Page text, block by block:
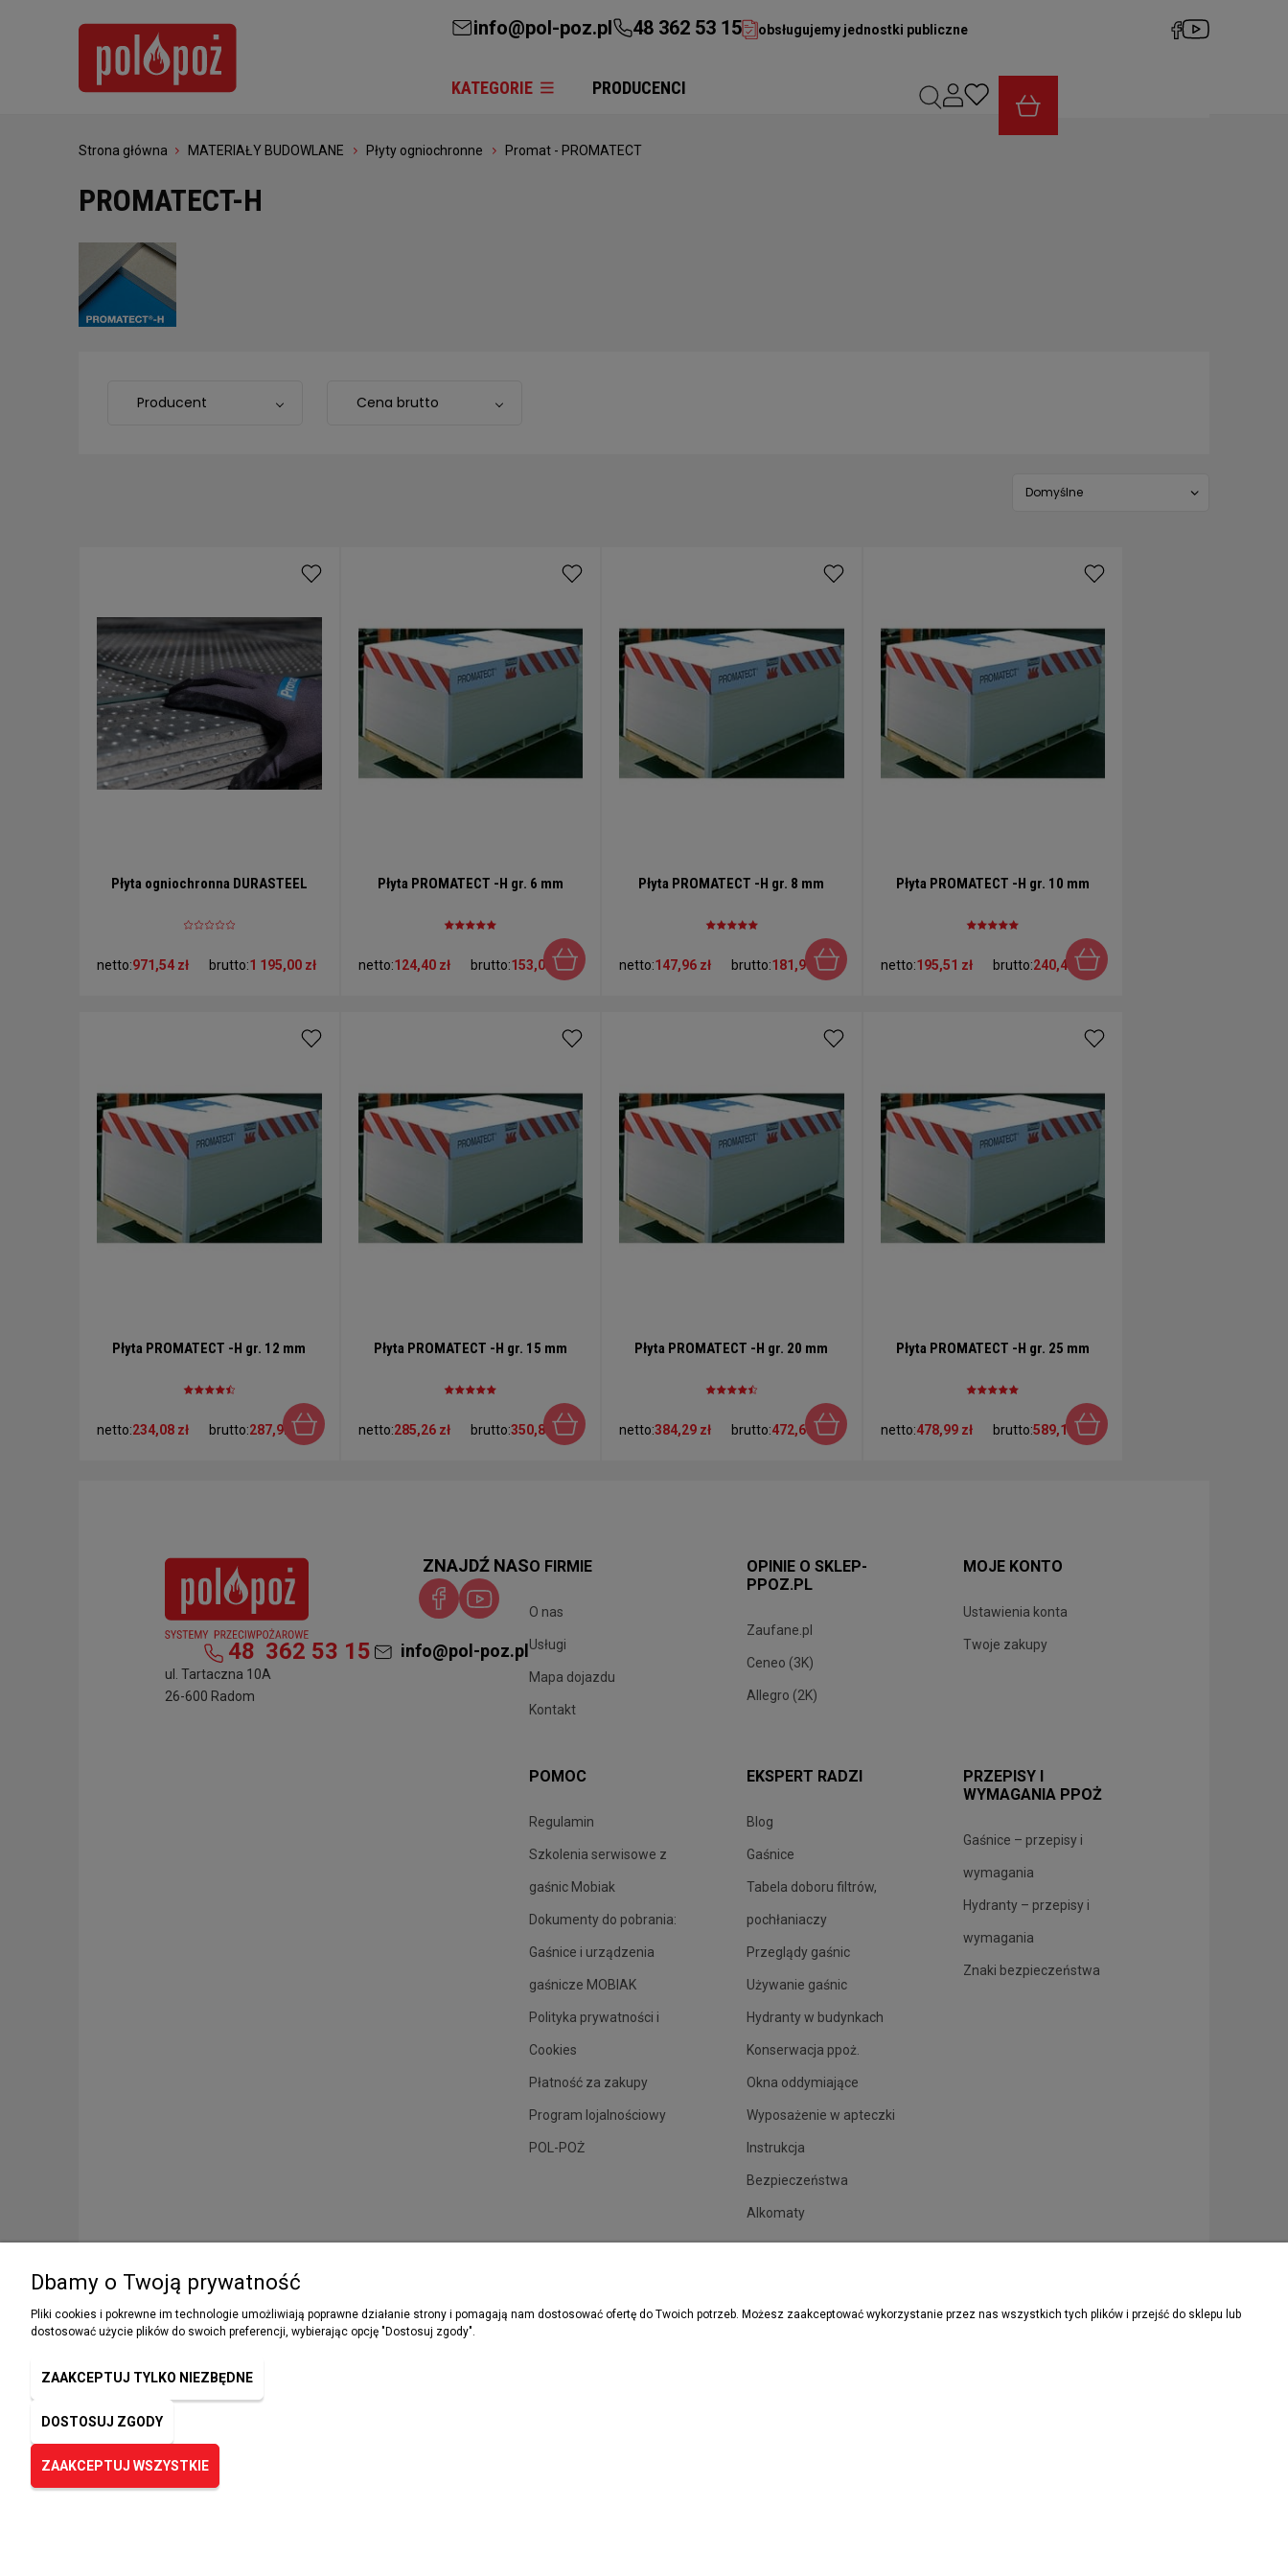
info@pol-poz.pl 48 362 53 15 obsługujemy jednostki publiczne
KATEGORIE PRODUCENCI
Strona główna MATERIAŁY BUDOWLANE Płyty ogniochronne Promat - PROMATECT
PROMATECT-H
Producent Cena brutto
Płyta ogniochronna DURASTEEL
netto:971,54 zł brutto:1 195,00 zł
Płyta PROMATECT -H gr. 6 mm
netto:124,40 zł brutto:153,01 zł
Płyta PROMATECT -H gr. 8 mm
netto:147,96 zł brutto:181,99 zł
Płyta PROMATECT -H gr. 10 mm
netto:195,51 zł brutto:240,48 zł
Płyta PROMATECT -H gr. 12 mm
netto:234,08 zł brutto:287,92 zł
Płyta PROMATECT -H gr. 15 mm
netto:285,26 zł brutto:350,87 zł
Płyta PROMATECT -H gr. 20 mm
netto:384,29 zł brutto:472,68 zł
Płyta PROMATECT -H gr. 25 mm
netto:478,99 zł brutto:589,16 zł
48 362 53 15 info@pol-poz.pl
ul. Tartaczna 10A
26-600 Radom
ZNAJDŹ NASO FIRMIE
O nas
Usługi
Mapa dojazdu
Kontakt
OPINIE O SKLEP-
PPOZ.PL
Zaufane.pl
Ceneo (3K)
Allegro (2K)
MOJE KONTO
Ustawienia konta
Twoje zakupy
POMOC
Regulamin
Szkolenia serwisowe z
gaśnic Mobiak
Dokumenty do pobrania:
Gaśnice i urządzenia
gaśnicze MOBIAK
Polityka prywatności i
Cookies
Płatność za zakupy
Program lojalnościowy
POL-POŻ
EKSPERT RADZI
Blog
Gaśnice
Tabela doboru filtrów,
pochłaniaczy
Przeglądy gaśnic
Używanie gaśnic
Hydranty w budynkach
Konserwacja ppoż.
Okna oddymiające
Wyposażenie w apteczki
Instrukcja
Bezpieczeństwa
Alkomaty
PRZEPISY I
WYMAGANIA PPOŻ
Gaśnice – przepisy i
wymagania
Hydranty – przepisy i
wymagania
Znaki bezpieczeństwa
NEWSLETTERPodaj swój adres e-mail, jeżeli chcesz otrzymywać
informacje o nowościach i promocjach.
Dbamy o Twoją prywatność
Pliki cookies i pokrewne im technologie umożliwiają poprawne działanie strony i pomagają nam dostosować ofertę do Twoich potrzeb. Możesz zaakceptować wykorzystanie przez nas wszystkich tych plików i przejść do sklepu lub
dostosować użycie plików do swoich preferencji, wybierając opcję "Dostosuj zgody".
ZAAKCEPTUJ TYLKO NIEZBĘDNE
DOSTOSUJ ZGODY
ZAAKCEPTUJ WSZYSTKIE